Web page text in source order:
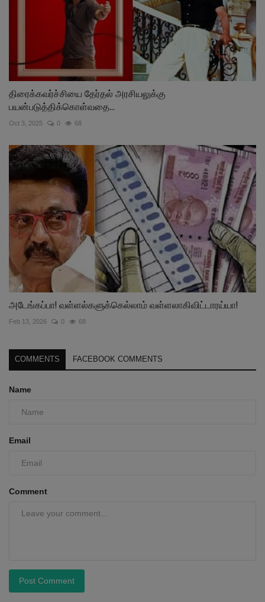
திரைக்கவர்ச்சியை தேர்தல் அரசியலுக்கு
பயன்படுத்திக்கொள்வதை...
Oct 3, 2025 0 68
அடேங்கப்பா! வள்ளல்களுக்கெல்லாம் வள்ளலாகிவிட்டாரய்யா!
Feb 13, 2026 0 68
COMMENTS FACEBOOK COMMENTS
Name
Email
Comment
Post Comment